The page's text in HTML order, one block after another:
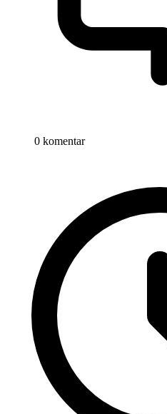
0 komentar